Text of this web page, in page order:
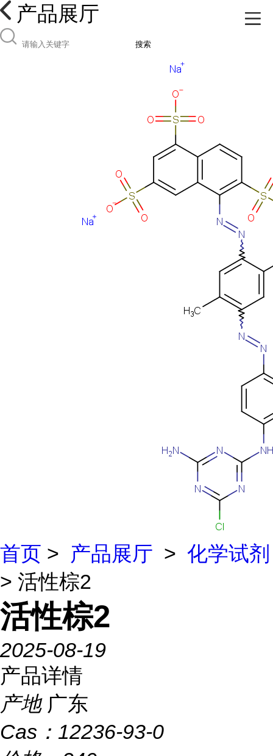
产品展厅
搜索
首页 > 产品展厅 > 化学试剂
> 活性棕2
活性棕2
2025-08-19
产品详情
产地 广东
Cas： 12236-93-0